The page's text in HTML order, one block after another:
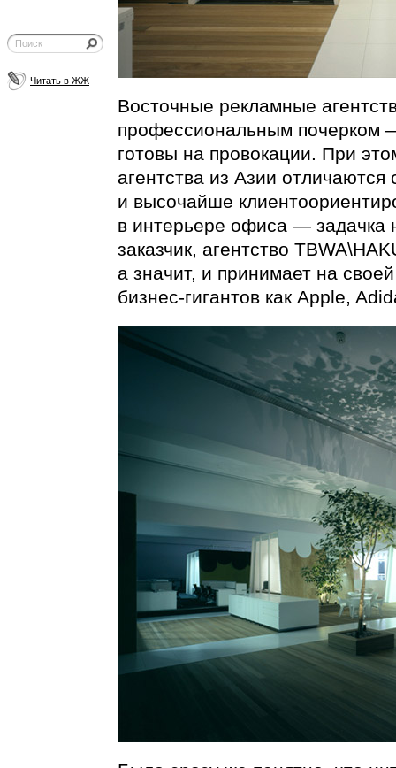
Читать в ЖЖ
Восточные рекламные
профессиональным почерком
готовы на провокации. При
агентства из Азии
и высочайше
в интерьере офиса — задачка
заказчик, агентство
а значит, и принимает на
бизнес-гигантов как Apple,